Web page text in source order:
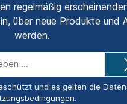
regelmäßig
über neue Produkte und
werden.
Mail-
Adresse*
und es gelten die
.